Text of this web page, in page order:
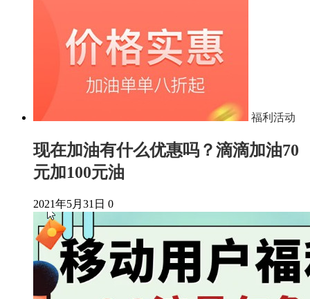
福利活动
现在加油有什么优惠吗？滴滴加油70
元加100元油
2021年5月31日 0